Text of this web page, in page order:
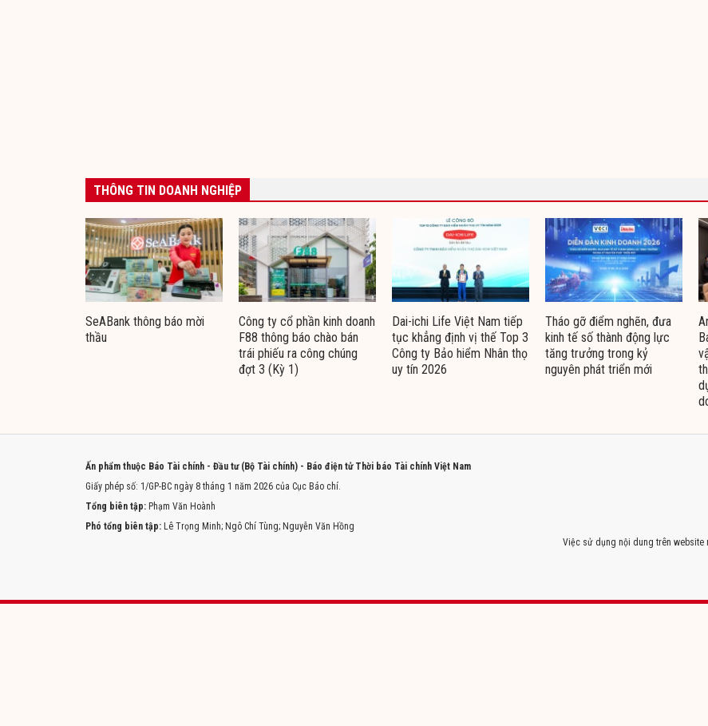
THÔNG TIN DOANH NGHIỆP
SeABank thông báo mời
thầu
Công ty cổ phần kinh doanh
F88 thông báo chào bán
trái phiếu ra công chúng
đợt 3 (Kỳ 1)
Dai-ichi Life Việt Nam tiếp
tục khẳng định vị thế Top 3
Công ty Bảo hiểm Nhân thọ
uy tín 2026
Tháo gỡ điểm nghẽn, đưa
kinh tế số thành động lực
tăng trưởng trong kỷ
nguyên phát triển mới
Ấn phẩm thuộc Báo Tài chính - Đầu tư (Bộ Tài chính) - Báo điện tử Thời báo Tài chính Việt Nam
Giấy phép số: 1/GP-BC ngày 8 tháng 1 năm 2026 của Cục Báo chí.
Tổng biên tập: Phạm Văn Hoành
Phó tổng biên tập: Lê Trọng Minh; Ngô Chí Tùng; Nguyễn Văn Hồng
Việc sử dụng nội dung trên website